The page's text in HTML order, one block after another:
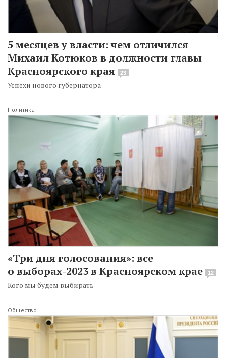
5 месяцев у власти: чем отличился
Михаил Котюков в должности главы
Красноярского края
23
Успехи нового губернатора
Политика
«Три дня голосования»: все
о выборах-2023 в Красноярском крае
12
Кого мы будем выбирать
Общество